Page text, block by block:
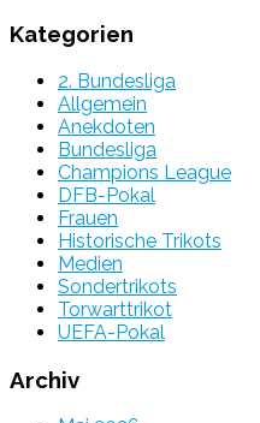
Kategorien
2. Bundesliga
Allgemein
Anekdoten
Bundesliga
Champions League
DFB-Pokal
Frauen
Historische Trikots
Medien
Sondertrikots
Torwarttrikot
UEFA-Pokal
Archiv